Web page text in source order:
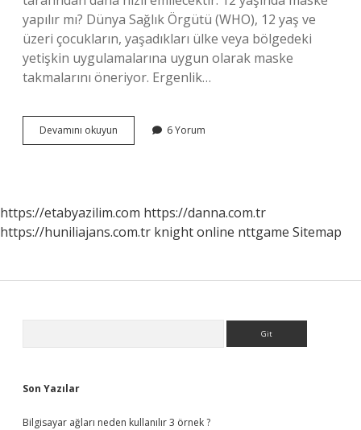
yapılır mı? Dünya Sağlık Örgütü (WHO), 12 yaş ve
üzeri çocukların, yaşadıkları ülke veya bölgedeki
yetişkin uygulamalarına uygun olarak maske
takmalarını öneriyor. Ergenlik…
Devamını okuyun Ergenler
Tonik
6 Yorum
https://etabyazilim.com https://danna.com.tr
https://huniliajans.com.tr knight online nttgame Sitemap
Son Yazılar
Bilgisayar ağları neden kullanılır 3 örnek ?